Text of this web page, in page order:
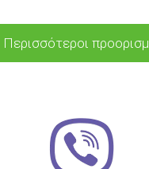
Περισσότεροι